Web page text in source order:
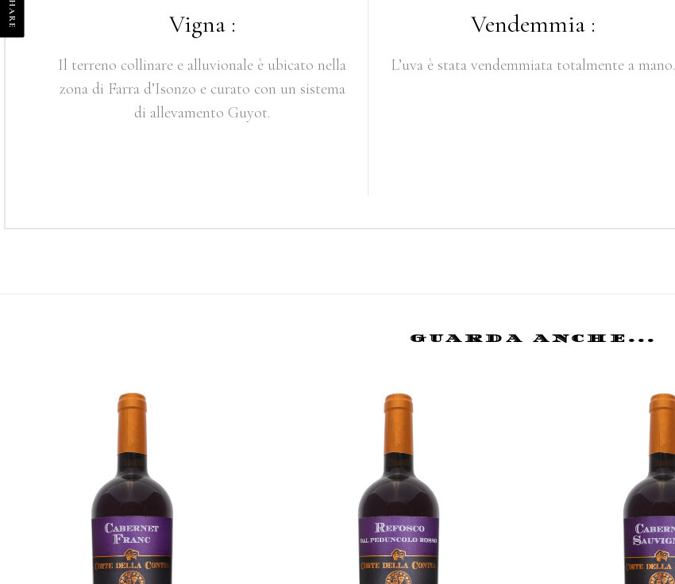
Vigna :
Il terreno collinare e alluvionale è ubicato nella
zona di Farra d’Isonzo e curato con un sistema
di allevamento Guyot.
Vendemmia :
L’uva è stata vendemmiata totalmente a mano.
GUARDA ANCHE...
SHARE